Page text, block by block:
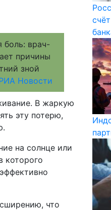
Новости
В жаркую
эту потерю,
на солнце или
которого
что